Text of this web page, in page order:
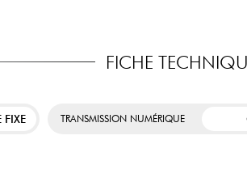
FICHE
FIXE TRANSMISSION NUMÉRIQUE